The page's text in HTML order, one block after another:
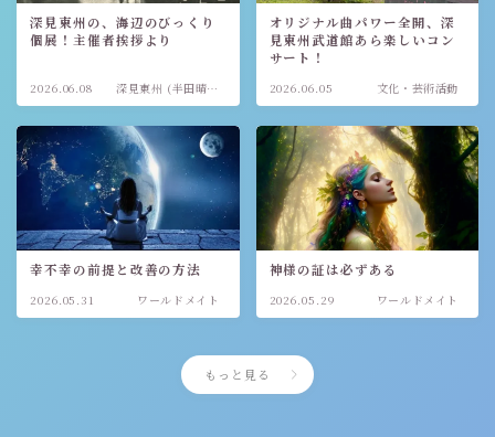
深見東州の、海辺のびっくり
個展！主催者挨拶より
2026.06.08
深見東州 (半田晴
久)
オリジナル曲パワー全開、深
見東州武道館あら楽しいコン
サート！
2026.06.05 文化・芸術活動
幸不幸の前提と改善の方法
2026.05.31 ワールドメイト
神様の証は必ずある
2026.05.29 ワールドメイト
もっと見る